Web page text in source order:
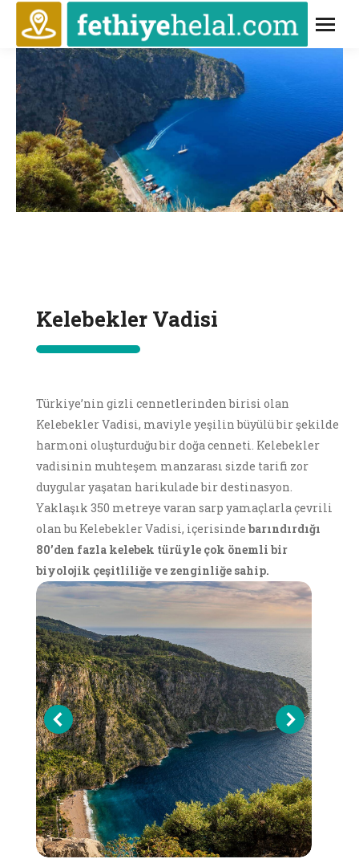
Kelebekler Vadisi
Türkiye’nin gizli cennetlerinden birisi olan
Kelebekler Vadisi, maviyle yeşilin büyülü bir şekilde
harmoni oluşturduğu bir doğa cenneti. Kelebekler
vadisinin muhteşem manzarası sizde tarifi zor
duygular yaşatan harikulade bir destinasyon.
Yaklaşık 350 metreye varan sarp yamaçlarla çevrili
olan bu Kelebekler Vadisi, içerisinde barındırdığı
80’den fazla kelebek türüyle çok önemli bir
biyolojik çeşitliliğe ve zenginliğe sahip.